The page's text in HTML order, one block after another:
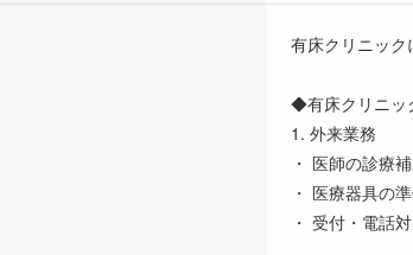
有床クリニック
◆有床クリニッ
1. 外来業務
・ 医師の診療
・ 医療器具の
・ 受付・電話